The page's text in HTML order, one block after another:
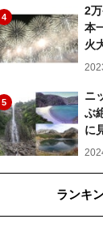
4
2
本
火
5
ニ
ぶ
に
ランキ